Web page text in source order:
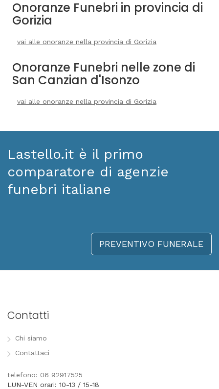
Onoranze Funebri in provincia di
Gorizia
vai alle onoranze nella provincia di Gorizia
Onoranze Funebri nelle zone di
San Canzian d'Isonzo
vai alle onoranze nella provincia di Gorizia
Lastello.it è il primo
comparatore di agenzie
funebri italiane
PREVENTIVO FUNERALE
Contatti
Chi siamo
Contattaci
telefono: 06 92917525
LUN-VEN orari: 10-13 / 15-18